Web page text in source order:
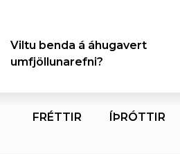
Viltu benda á áhugavert
umfjöllunarefni?
FRÉTTIR ÍÞRÓTTIR